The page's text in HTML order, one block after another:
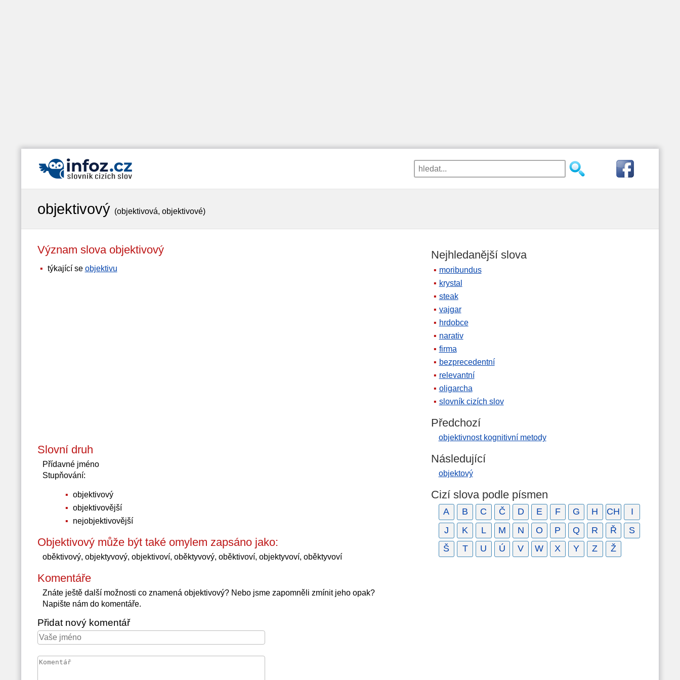
objektivový (objektivová, objektivové)
Význam slova objektivový
týkající se objektivu
Slovní druh
Přídavné jméno
Stupňování:
objektivový
objektivovější
nejobjektivovější
Objektivový může být také omylem zapsáno jako:
oběktivový, objektyvový, objektivoví, oběktyvový, oběktivoví, objektyvoví, oběktyvoví
Komentáře
Znáte ještě další možnosti co znamená objektivový? Nebo jsme zapomněli zmínit jeho opak?
Napište nám do komentáře.
Přidat nový komentář
Nejhledanější slova
moribundus
krystal
steak
vajgar
hrdobce
narativ
firma
bezprecedentní
relevantní
oligarcha
slovník cizích slov
Předchozí
objektivnost kognitivní metody
Následující
objektový
Cizí slova podle písmen
A B C Č D E F G H CH
I
J
K L M N O P Q R Ř
S
Š
T U Ú V W X Y Z Ž